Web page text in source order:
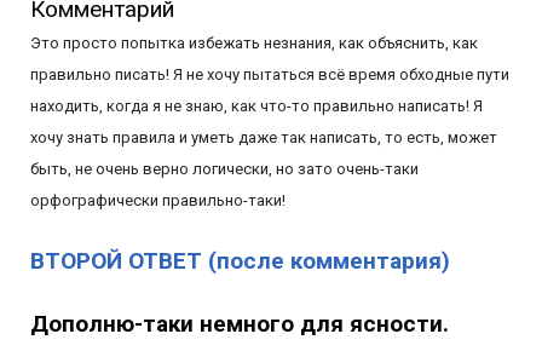
Комментарий
Это просто попытка избежать незнания, как объяснить, как
правильно писать! Я не хочу пытаться всё время обходные пути
находить, когда я не знаю, как что-то правильно написать! Я
хочу знать правила и уметь даже так написать, то есть, может
быть, не очень верно логически, но зато очень-таки
орфографически правильно-таки!
ВТОРОЙ ОТВЕТ (после комментария)
Дополню-таки немного для ясности.